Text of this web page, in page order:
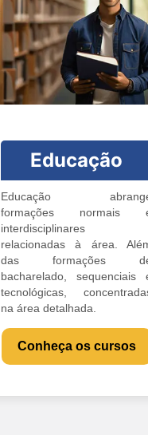
Educação
Educação
formações normais
interdisciplinares
relacionadas à área.
das formações
bacharelado, sequenciais
tecnológicas,
na área detalhada.
Conheça os cursos